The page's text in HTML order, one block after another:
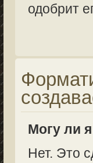
одобрит
Могу ли
Нет. Это